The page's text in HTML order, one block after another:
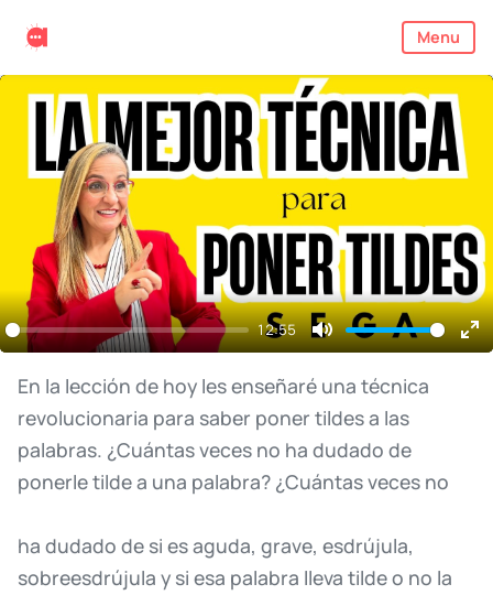
Menu
12:55
Mute
En la lección de hoy lesenseñaré una técnica
revolucionaria para saber poner tildesa las
palabras. ¿Cuántasveces no ha dudado de
ponerletildea una palabra? ¿Cuántasveces no
ha dudado de si esaguda, grave, esdrújula,
sobreesdrújula y si esa palabra lleva tildeo no la